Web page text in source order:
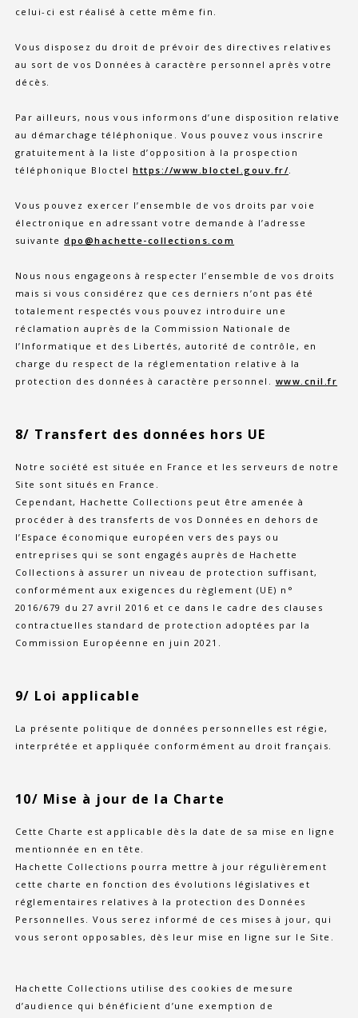
celui-ci est réalisé à cette même fin.
Vous disposez du droit de prévoir des directives relatives
au sort de vos Données à caractère personnel après votre
décès.
Par ailleurs, nous vous informons d’une disposition relative
au démarchage téléphonique. Vous pouvez vous inscrire
gratuitement à la liste d’opposition à la prospection
téléphonique Bloctelhttps://www.bloctel.gouv.fr/.
Vous pouvez exercer l’ensemble de vos droits par voie
électronique en adressant votre demande à l’adresse
suivantedpo@hachette-collections.com
Nous nous engageons à respecter l’ensemble de vos droits
mais si vous considérez que ces derniers n’ont pas été
totalement respectés vous pouvez introduire une
réclamation auprès de la Commission Nationale de
l’Informatique et des Libertés, autorité de contrôle, en
charge du respect de la réglementation relative à la
protection des données à caractère personnel. www.cnil.fr
8/ Transfert des données hors UE
Notre société est située en France et les serveurs de notre
Site sont situés en France.
Cependant, Hachette Collections peut être amenée à
procéder à des transferts de vos Données en dehors de
l’Espace économique européen vers des pays ou
entreprises qui se sont engagés auprès de Hachette
Collections à assurer un niveau de protection suffisant,
conformément aux exigences du règlement (UE) n°
2016/679 du 27 avril 2016 et ce dans le cadre des clauses
contractuelles standard de protection adoptées par la
Commission Européenne en juin 2021.
9/ Loi applicable
La présente politique de données personnelles est régie,
interprétée et appliquée conformément au droit français.
10/ Mise à jour de la Charte
Cette Charte est applicable dès la date de sa mise en ligne
mentionnée en en tête.
Hachette Collections pourra mettre à jour régulièrement
cette charte en fonction des évolutions législatives et
réglementaires relatives à la protection des Données
Personnelles. Vous serez informé de ces mises à jour, qui
vous seront opposables, dès leur mise en ligne sur le Site.
Hachette Collections utilise des cookies de mesure
d’audience qui bénéficient d’une exemption de